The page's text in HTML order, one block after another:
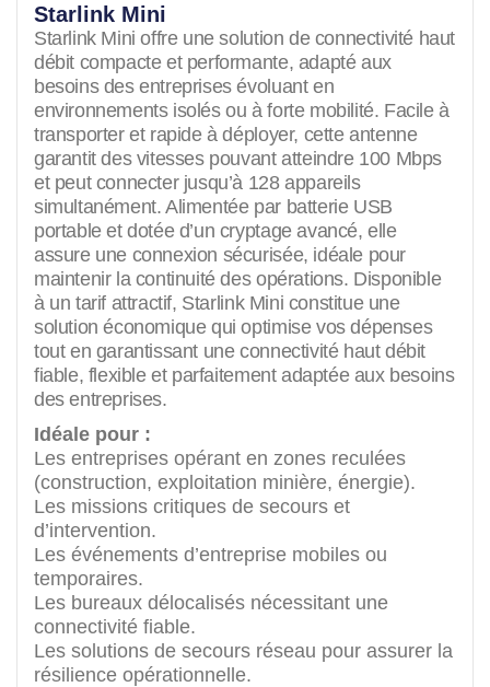
Starlink Mini
Starlink Mini offre une solution de connectivité haut
débit compacte et performante, adapté aux
besoins des entreprises évoluant en
environnements isolés ou à forte mobilité. Facile à
transporter et rapide à déployer, cette antenne
garantit des vitesses pouvant atteindre 100 Mbps
et peut connecter jusqu’à 128 appareils
simultanément. Alimentée par batterie USB
portable et dotée d’un cryptage avancé, elle
assure une connexion sécurisée, idéale pour
maintenir la continuité des opérations. Disponible
à un tarif attractif, Starlink Mini constitue une
solution économique qui optimise vos dépenses
tout en garantissant une connectivité haut débit
fiable, flexible et parfaitement adaptée aux besoins
des entreprises.
Idéale pour :
Les entreprises opérant en zones reculées
(construction, exploitation minière, énergie).
Les missions critiques de secours et
d’intervention.
Les événements d’entreprise mobiles ou
temporaires.
Les bureaux délocalisés nécessitant une
connectivité fiable.
Les solutions de secours réseau pour assurer la
résilience opérationnelle.